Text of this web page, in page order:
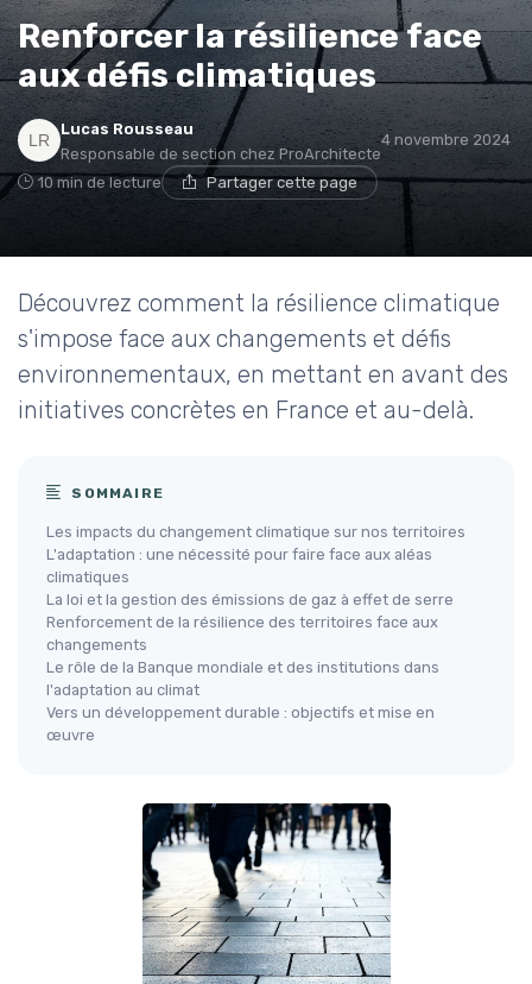
Renforcer la résilience face
aux défis climatiques
Lucas Rousseau
Responsable de section chez ProArchitecte
4 novembre 2024
10 min de lecture Partager cette page
Découvrez comment la résilience climatique
s'impose face aux changements et défis
environnementaux, en mettant en avant des
initiatives concrètes en France et au-delà.
SOMMAIRE
Les impacts du changement climatique sur nos territoires
L'adaptation : une nécessité pour faire face aux aléas
climatiques
La loi et la gestion des émissions de gaz à effet de serre
Renforcement de la résilience des territoires face aux
changements
Le rôle de la Banque mondiale et des institutions dans
l'adaptation au climat
Vers un développement durable : objectifs et mise en
œuvre